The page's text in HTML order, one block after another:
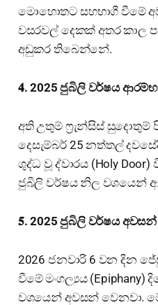
මොහොතට සහභාගී වීමේ
වසරවල් දෙකක් අතර කාල
අඩුකර තිබෙන්නේ.
𝟒. 2025 ජුබිලි වර්ෂය
අති උතුම් ෆ්‍රැන්සිස් සුදොතුම්
දෙසැම්බර් 25 නත්තල්
ශුද්ධ වූ ද්වාරය (Holy
ජුබිලි වර්ෂය නිල වශයෙන්
𝟓. 2025 ජුබිලි වර්ෂය
2026 ජනවාරි 6 වන දින
වීමේ මංගල්‍යය
වශයෙන් අවසන් වෙනවා.